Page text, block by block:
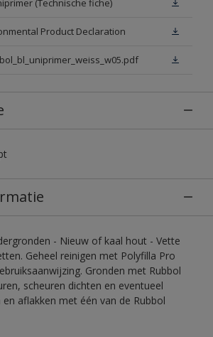
(Technische fiche)
Product Declaration
- Nieuw of kaal hout - Vette
Geheel reinigen met Polyfilla Pro
Gronden met Rubbol
scheuren dichten en eventueel
en aflakken met één van de Rubbol